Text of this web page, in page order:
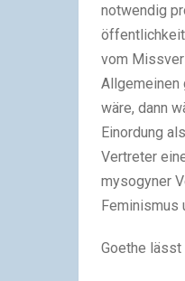
notwendig
vom
Allgemeinen
wäre, dann
Einordung
Vertreter
mysogyner
Feminismus
Goethe lässt